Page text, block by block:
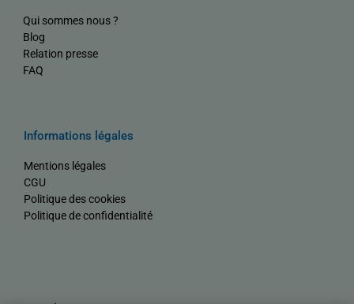
Qui sommes nous ?
Blog
Relation presse
FAQ
Informations légales
Mentions légales
CGU
Politique des cookies
Politique de confidentialité